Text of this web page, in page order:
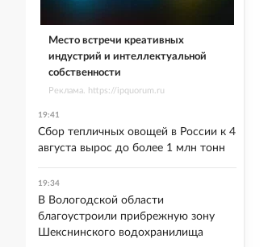
Место встречи креативных
индустрий и интеллектуальной
собственности
Реклама. https://ipquorum.ru
19:41
Сбор тепличных овощей в России к 4
августа вырос до более 1 млн тонн
19:34
В Вологодской области
благоустроили прибрежную зону
Шекснинского водохранилища